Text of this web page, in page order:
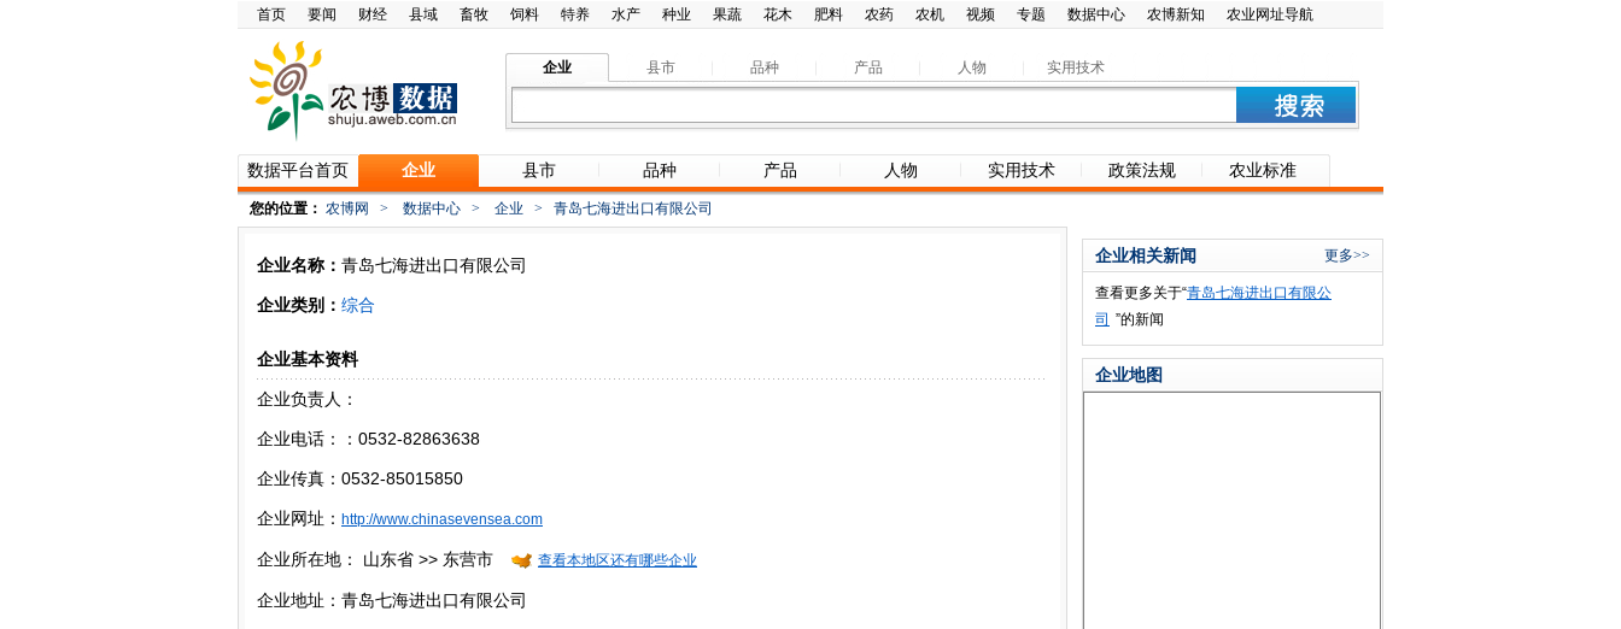
首页 要闻 财经 县域 畜牧 饲料 特养 水产 种业 果蔬 花木 肥料 农药 农机 视频 专题 数据中心 农博新知 农业网址导航
企业 县市 品种 产品 人物 实用技术
数据平台首页 企业 县市 品种 产品 人物 实用技术 政策法规 农业标准
您的位置： 农博网 > 数据中心 > 企业 > 青岛七海进出口有限公司
企业名称： 青岛七海进出口有限公司
企业类别： 综合
企业基本资料
企业负责人：
企业电话：：0532-82863638
企业传真：0532-85015850
企业网址： http://www.chinasevensea.com
企业所在地： 山东省 >> 东营市 查看本地区还有哪些企业
企业地址：青岛七海进出口有限公司
企业相关新闻 更多>>
查看更多关于“青岛七海进出口有限公
司 ”的新闻
企业地图